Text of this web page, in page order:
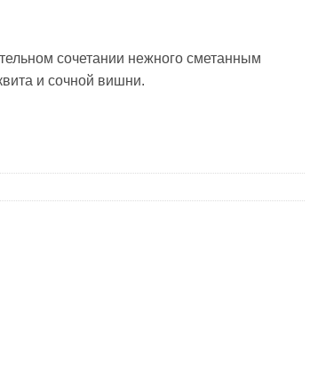
сочетании нежного сметанным
и сочной вишни.